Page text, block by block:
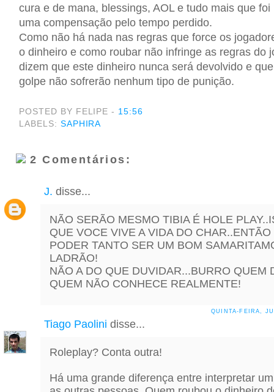
cura e de mana, blessings, AOL e tudo mais que
uma compensação pelo tempo perdido.
Como não há nada nas regras que force os
o dinheiro e como roubar não infringe as regras do
dizem que este dinheiro nunca será devolvido e
golpe não sofrerão nenhum tipo de punição.
POSTED BY FELIPE- 15:56
LABELS: SAPHIRA
2 Comentários:
J. disse...
NÃO SERÃO MESMO TIBIA É HOLE
QUE VOCE VIVE A VIDA DO
PODER TANTO SER UM BOM
LADRÃO!
NÃO A DO QUE DUVIDAR...BURRO QUEM
QUEM NÃO CONHECE REALMENTE!
QUINTA-FEIRA,
Tiago Paolini disse...
Roleplay? Conta outra!
Há uma grande diferença entre interpretar